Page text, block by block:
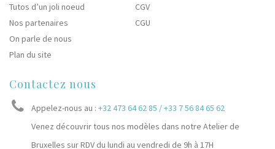
Tutos d’un joli noeud
CGV
Nos partenaires
CGU
On parle de nous
Plan du site
Contactez nous
Appelez-nous au : +32 473 64 62 85 / +33 7 56 84 65 62
Venez découvrir tous nos modèles dans notre Atelier de
Bruxelles sur RDV du lundi au vendredi de 9h à 17H